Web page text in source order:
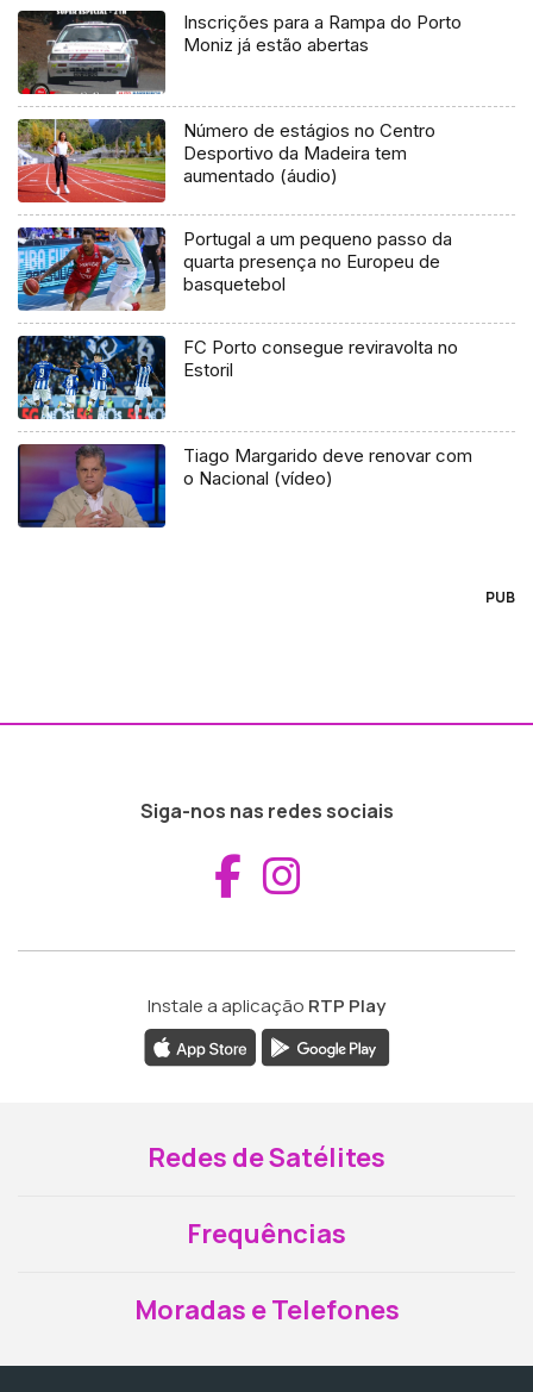
Inscrições para a Rampa do Porto
Moniz já estão abertas
Número de estágios no Centro
Desportivo da Madeira tem
aumentado (áudio)
Portugal a um pequeno passo da
quarta presença no Europeu de
basquetebol
FC Porto consegue reviravolta no
Estoril
Tiago Margarido deve renovar com
o Nacional (vídeo)
PUB
Siga-nos nas redes sociais
Aceder ao
Instale a aplicação RTP Play
Redes de Satélites
Frequências
Moradas e Telefones